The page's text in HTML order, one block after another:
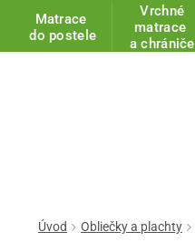
Matrace
do postele
Vrchné
matrace
a chrániče
Úvod Obliečky a plachty